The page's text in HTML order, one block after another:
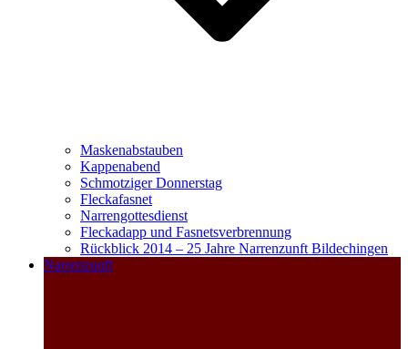
Maskenabstauben
Kappenabend
Schmotziger Donnerstag
Fleckafasnet
Narrengottesdienst
Fleckadapp und Fasnetsverbrennung
Rückblick 2014 – 25 Jahre Narrenzunft Bildechingen
Narrenzunft